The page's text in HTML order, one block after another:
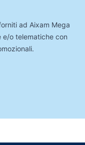
ad Aixam Mega
e/o telematiche con